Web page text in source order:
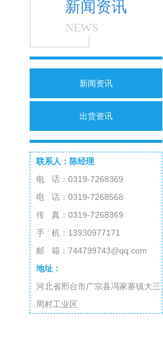
新闻资讯
NEWS
新闻资讯
出货资讯
联系人：陈经理
电 话：0319-7268369
电 话：0319-7268568
传 真：0319-7268369
手 机：13930977171
邮 箱：744799743@qq.com
地址：
河北省邢台市广宗县冯家寨镇大三
周村工业区